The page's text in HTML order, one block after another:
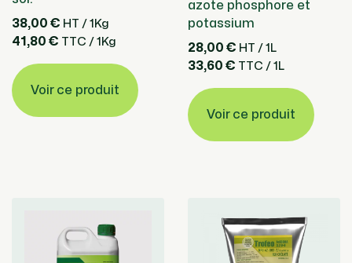
38,00 € HT / 1Kg
41,80 € TTC / 1Kg
Voir ce produit
azote phosphore et
potassium
28,00 € HT / 1L
33,60 € TTC / 1L
Voir ce produit